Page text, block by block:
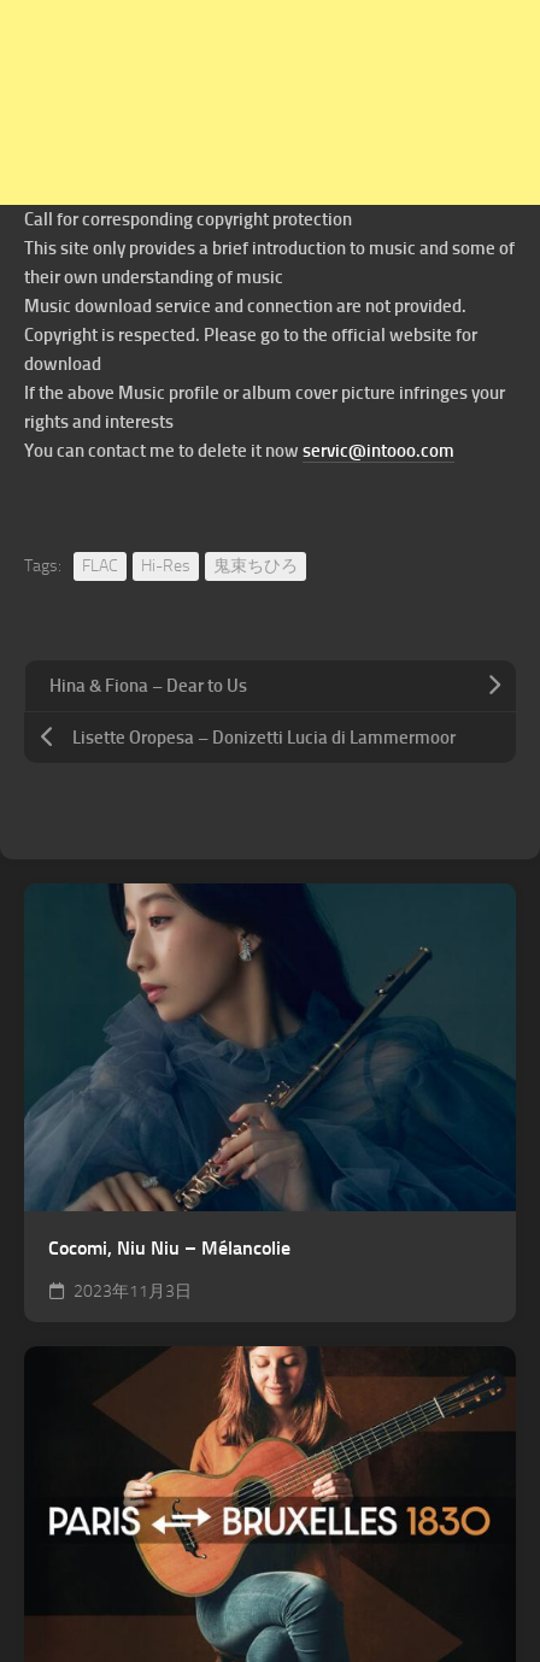
Call for corresponding copyright protection
This site only provides a brief introduction to music and some of
their own understanding of music
Music download service and connection are not provided.
Copyright is respected. Please go to the official website for
download
If the above Music profile or album cover picture infringes your
rights and interests
You can contact me to delete it now servic@intooo.com
Tags: FLAC Hi-Res 鬼束ちひろ
Hina & Fiona – Dear to Us
Lisette Oropesa – Donizetti Lucia di Lammermoor
Cocomi, Niu Niu – Mélancolie
2023年11月3日